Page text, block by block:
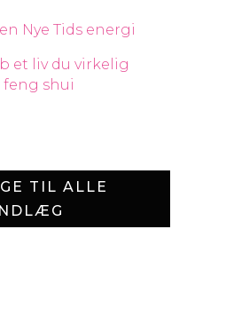
Nye Tids energi
et liv du virkelig
feng shui
TIL ALLE